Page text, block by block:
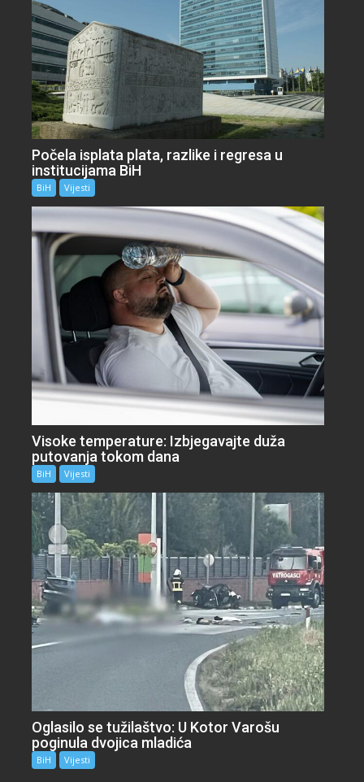
Počela isplata plata, razlike i regresa u
institucijama BiH
BiH Vijesti
Visoke temperature: Izbjegavajte duža
putovanja tokom dana
BiH Vijesti
Oglasilo se tužilaštvo: U Kotor Varošu
poginula dvojica mladića
BiH Vijesti